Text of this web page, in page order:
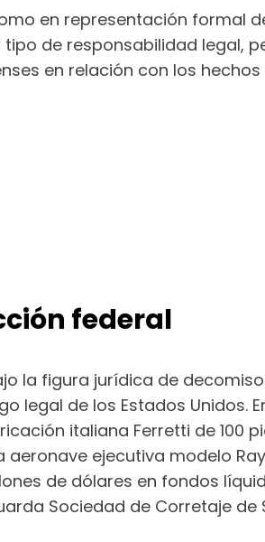
en representación formal
de responsabilidad legal,
en relación con los
federal
la figura jurídica de
legal de los Estados Unidos.
italiana Ferretti de 100
ejecutiva modelo
de dólares en fondos
Sociedad de Corretaje de